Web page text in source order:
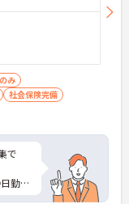
み
社会保険完備
で
勤の